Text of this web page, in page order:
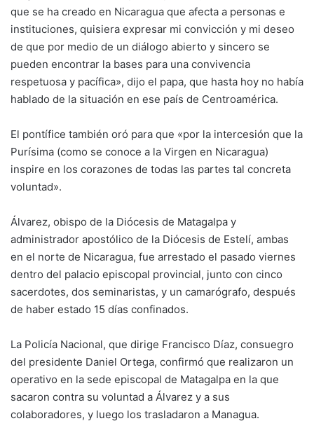
que se ha creado en Nicaragua que afecta a personas e
instituciones, quisiera expresar mi convicción y mi deseo
de que por medio de un diálogo abierto y sincero se
pueden encontrar la bases para una convivencia
respetuosa y pacífica», dijo el papa, que hasta hoy no había
hablado de la situación en ese país de Centroamérica.
El pontífice también oró para que «por la intercesión que la
Purísima (como se conoce a la Virgen en Nicaragua)
inspire en los corazones de todas las partes tal concreta
voluntad».
Álvarez, obispo de la Diócesis de Matagalpa y
administrador apostólico de la Diócesis de Estelí, ambas
en el norte de Nicaragua, fue arrestado el pasado viernes
dentro del palacio episcopal provincial, junto con cinco
sacerdotes, dos seminaristas, y un camarógrafo, después
de haber estado 15 días confinados.
La Policía Nacional, que dirige Francisco Díaz, consuegro
del presidente Daniel Ortega, confirmó que realizaron un
operativo en la sede episcopal de Matagalpa en la que
sacaron contra su voluntad a Álvarez y a sus
colaboradores, y luego los trasladaron a Managua.